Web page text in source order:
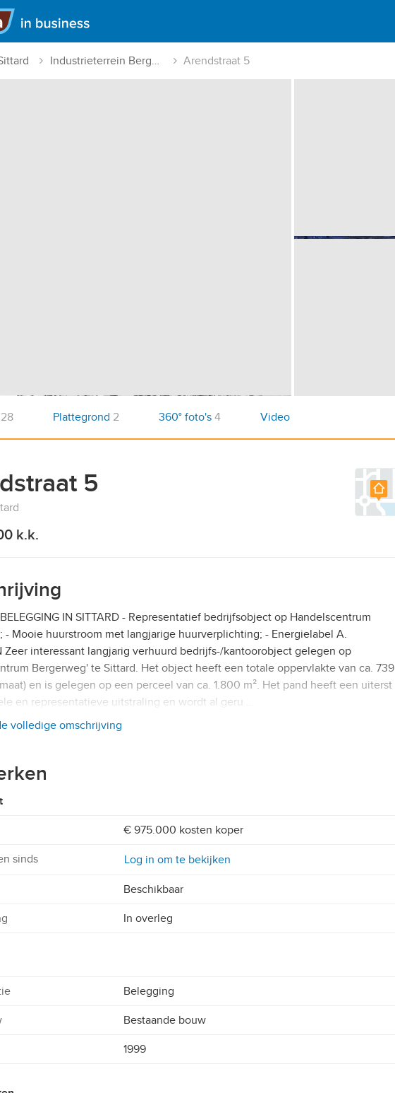
Industrieterrein Bergerweg-Rosengarten Arendstraat 5
Plattegrond 2 360° foto's 4 Video
28
5
k.k.
IN SITTARD - Representatief bedrijfsobject op Handelscentrum
- Mooie huurstroom met langjarige huurverplichting; - Energielabel A.
Zeer interessant langjarig verhuurd bedrijfs-/kantoorobject gelegen op
Bergerweg' te Sittard. Het object heeft een totale oppervlakte van ca. 739
en is gelegen op een perceel van ca. 1.800 m². Het pand heeft een uiterst
en representatieve uitstraling en wordt al geru …
volledige omschrijving
€ 975.000 kosten koper
sinds Log in om te bekijken
Beschikbaar
In overleg
Belegging
Bestaande bouw
1999